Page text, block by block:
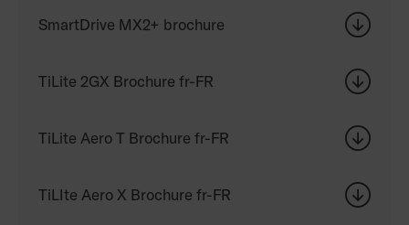
SmartDrive MX2+ brochure
TiLite 2GX Brochure fr-FR
TiLite Aero T Brochure fr-FR
TiLIte Aero X Brochure fr-FR